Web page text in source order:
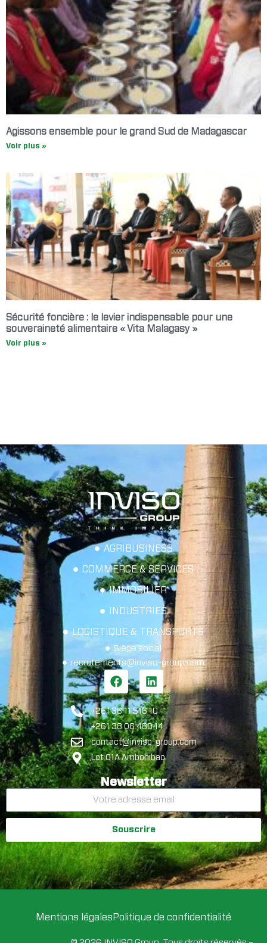
Agissons ensemble pour le grand Sud de Madagascar
Voir plus »
Sécurité foncière : le levier indispensable pour une
souveraineté alimentaire « Vita Malagasy »
Voir plus »
AGRIBUSINESS
COMMERCE & SERVICES
IMMOBILIER
INDUSTRIES
LOGISTIQUE & TRANSPORTS
Siège social
recrutements@inviso-group.com
+261 38 11 516 10
+261 38 06 480 14
contact@inviso-group.com
Lot 01A Ambohibao
Newsletter
Souscrire
Mentions légales Politique de confidentialité